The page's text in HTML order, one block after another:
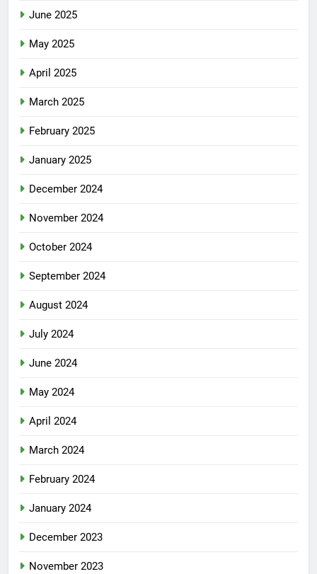
June 2025
May 2025
April 2025
March 2025
February 2025
January 2025
December 2024
November 2024
October 2024
September 2024
August 2024
July 2024
June 2024
May 2024
April 2024
March 2024
February 2024
January 2024
December 2023
November 2023